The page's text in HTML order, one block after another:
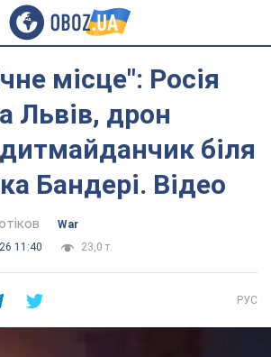
місце": Росія
Львів, дрон
біля
Бандері. Відео
War
11:40
23,0 т.
РУС